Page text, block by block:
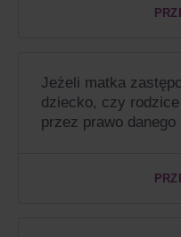
Jeżeli matka
dziecko, czy
przez prawo danego